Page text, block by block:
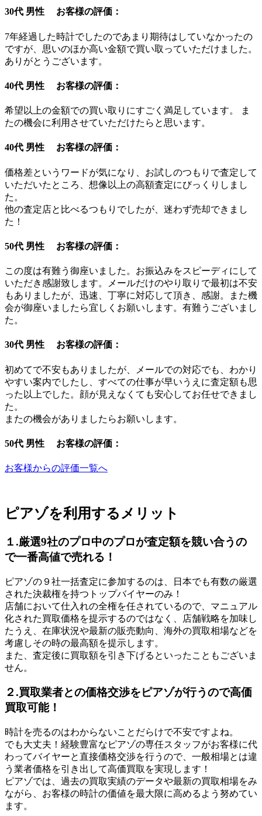
30代 男性 お客様の評価：
7年経過した時計でしたのであまり期待はしていなかったの
ですが、思いのほか高い金額で買い取っていただけました。
ありがとうございます。
40代 男性 お客様の評価：
希望以上の金額での買い取りにすごく満足しています。 ま
たの機会に利用させていただけたらと思います。
40代 男性 お客様の評価：
価格差というワードが気になり、お試しのつもりで査定して
いただいたところ、想像以上の高額査定にびっくりしまし
た。
他の査定店と比べるつもりでしたが、迷わず売却できまし
た！
50代 男性 お客様の評価：
この度は有難う御座いました。お振込みをスピーディにして
いただき感謝致します。メールだけのやり取りで最初は不安
もありましたが、迅速、丁寧に対応して頂き、感謝。また機
会が御座いましたら宜しくお願いします。有難うございまし
た。
30代 男性 お客様の評価：
初めてで不安もありましたが、メールでの対応でも、わかり
やすい案内でしたし、すべての仕事が早いうえに査定額も思
った以上でした。顔が見えなくても安心してお任せできまし
た。
またの機会がありましたらお願いします。
50代 男性 お客様の評価：
お客様からの評価一覧へ
ピアゾを利用するメリット
１.厳選9社のプロ中のプロが査定額を競い合うの
で一番高値で売れる！
ピアゾの９社一括査定に参加するのは、日本でも有数の厳選
された決裁権を持つトップバイヤーのみ！
店舗において仕入れの全権を任されているので、マニュアル
化された買取価格を提示するのではなく、店舗戦略を加味し
たうえ、在庫状況や最新の販売動向、海外の買取相場などを
考慮しその時の最高額を提示します。
また、査定後に買取額を引き下げるといったこともございま
せん。
２.買取業者との価格交渉をピアゾが行うので高価
買取可能！
時計を売るのはわからないことだらけで不安ですよね。
でも大丈夫！経験豊富なピアゾの専任スタッフがお客様に代
わってバイヤーと直接価格交渉を行うので、一般相場とは違
う業者価格を引き出して高価買取を実現します！
ピアゾでは、過去の買取実績のデータや最新の買取相場をみ
ながら、お客様の時計の価値を最大限に高めるよう努めてい
ます。